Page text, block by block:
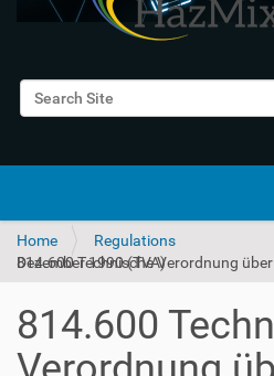
Search Site
Home
Regulations
814.600 Technische Verordnung über Abfälle vom 10. Dezember 1990 (TVA)
814.600